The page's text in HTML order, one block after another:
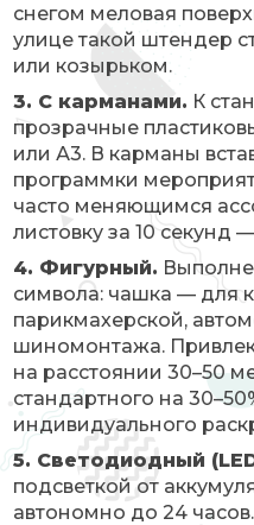
снегом меловая
улице такой штендер
или козырьком.
3. С карманами. К
прозрачные
или А3. В карманы
программки
часто меняющимся
листовку за 10 секунд
4. Фигурный.
символа: чашка — для
парикмахерской,
шиномонтажа.
на расстоянии 30–50
стандартного на
индивидуального
5. Светодиодный
подсветкой от
автономно до 24